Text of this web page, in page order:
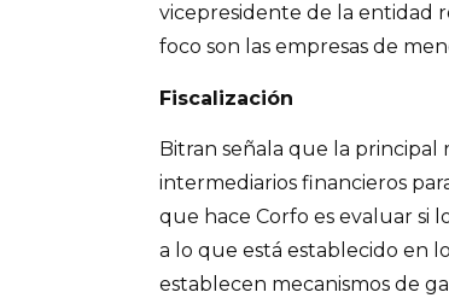
vicepresidente de la entidad
foco son las empresas de
Fiscalización
Bitran señala que la principal
intermediarios financieros
que hace Corfo es evaluar si
a lo que está establecido en
establecen mecanismos de